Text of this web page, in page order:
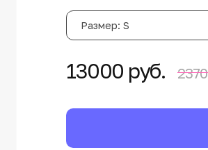
Размер: S
13000 руб.